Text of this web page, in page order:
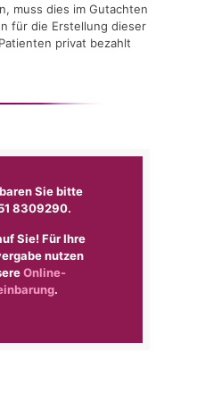
muss dies im Gutachten
für die Erstellung dieser
privat bezahlt
Sie bitte
8309290.
Sie! Für Ihre
nutzen
Online-
.